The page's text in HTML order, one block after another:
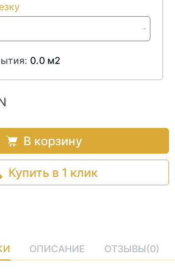
0.0 м2
В корзину
Купить в 1 клик
ОПИСАНИЕ ОТЗЫВЫ(0)